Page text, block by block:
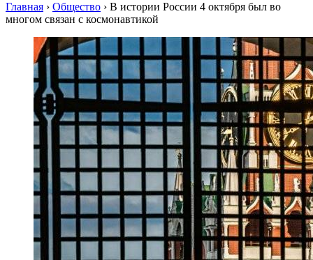
Главная › Общество › В истории России 4 октября был во
многом связан с космонавтикой